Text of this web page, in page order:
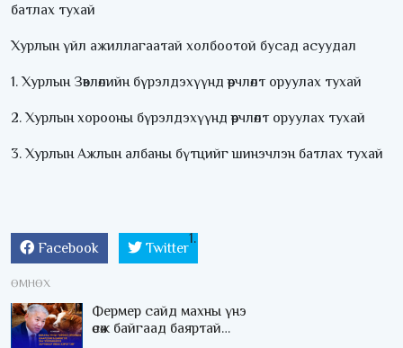
батлах тухай
Хурлын үйл ажиллагаатай холбоотой бусад асуудал
1. Хурлын Зөвлөлийн бүрэлдэхүүнд өөрчлөлт оруулах тухай
2. Хурлын хорооны бүрэлдэхүүнд өөрчлөлт оруулах тухай
3. Хурлын Ажлын албаны бүтцийг шинэчлэн батлах тухай
Facebook Twitter
ӨМНӨХ
Фермер сайд махны үнэ
өсөж байгаад баяртай